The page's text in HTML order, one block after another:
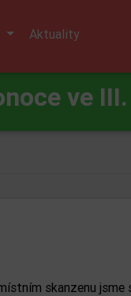
Aktuality
ve
skanzenu